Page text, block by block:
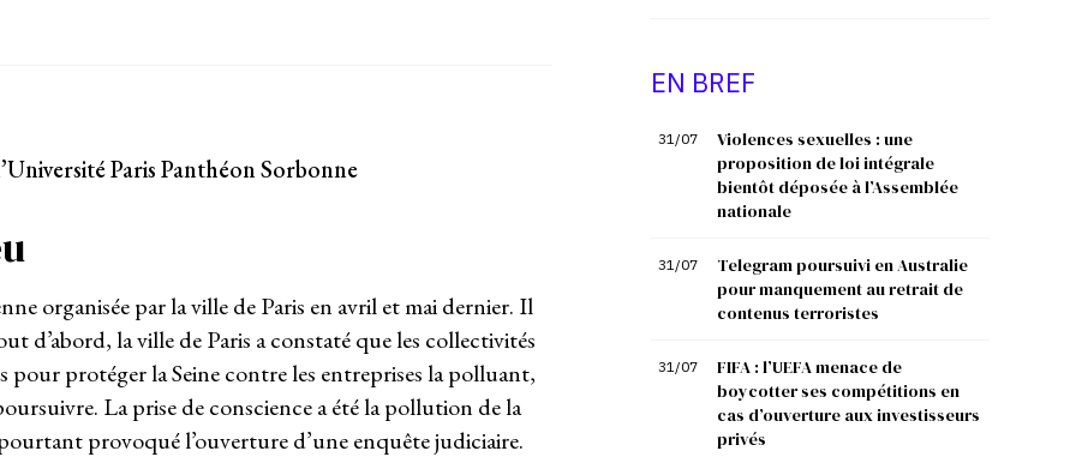
Paris Panthéon Sorbonne
organisée par la ville de Paris en avril et mai dernier. Il
d’abord, la ville de Paris a constaté que les collectivités
pour protéger la Seine contre les entreprises la polluant,
La prise de conscience a été la pollution de la
provoqué l’ouverture d’une enquête judiciaire.
EN BREF
31/07
Violences sexuelles : une
proposition de loi intégrale
bientôt déposée à l’Assemblée
nationale
31/07
Telegram poursuivi en Australie
pour manquement au retrait de
contenus terroristes
31/07
FIFA : l’UEFA menace de
boycotter ses compétitions en
cas d’ouverture aux investisseurs
privés